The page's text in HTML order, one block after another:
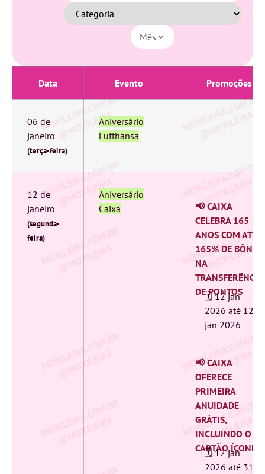
Mês
Data Evento Promoções
06 de
janeiro
(terça-feira)
Aniversário
Lufthansa
12 de
janeiro
(segunda-
feira)
Aniversário
Caixa
📢 CAIXA
CELEBRA 165
ANOS COM ATÉ
165% DE BÔNUS
NA
TRANSFERÊNCIA
DE PONTOS
🗓️ 12 jan
2026 ‎até 12
jan 2026
📢 CAIXA
OFERECE
PRIMEIRA
ANUIDADE
GRÁTIS,
INCLUINDO O
CARTÃO ÍCONE
🗓️ 12 jan
2026 ‎até 31